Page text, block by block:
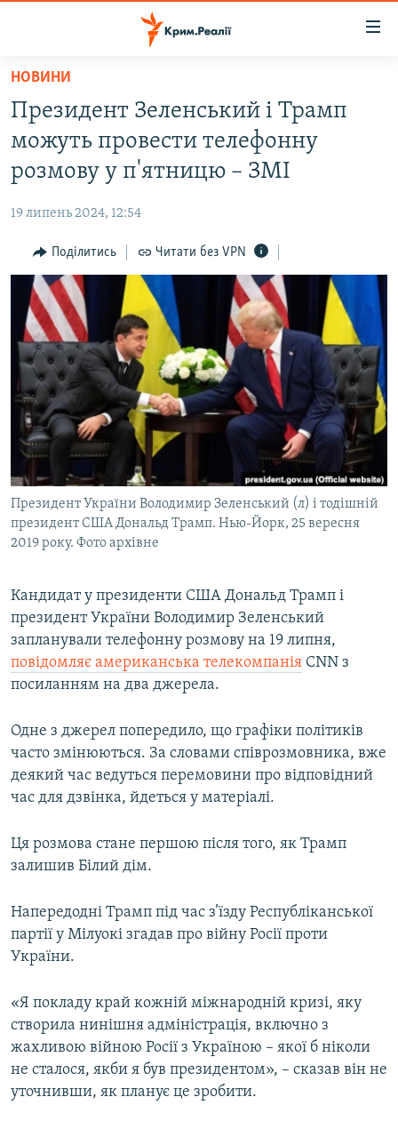
Перейти
основного
матеріалу
Перейти
до
основної
Перейти
до
пошуку
ВОДА.КРИМ
ВІДЕО ТА ФОТО
БЛОГИ
ПОГЛЯД
ІНТЕРВ'Ю
ВСЕ ЗА ДЕНЬ
СПЕЦПРОЕКТИ
ДЕПОРТАЦІЯ
ВІДЕОУРОКИ «ELIFBE»
СВІДЧЕННЯ ОКУПАЦІЇ
УКРАЇНСЬКА ПРОБЛЕМА КРИМУ
ІНФОГРАФІКА
ЯК ОБІЙТИ БЛОКУВАННЯ
Русский
Qırımtatar
ДОЛУЧАЙСЯ!
Усі сайти RFE/RL
НОВИНИ
Президент Зеленський і Трамп
можуть провести телефонну
розмову у п'ятницю – ЗМІ
19 липень 2024, 12:54
Поділитись Читати без VPN
Президент України Володимир Зеленський (л) і тодішній
президент США Дональд Трамп. Нью-Йорк, 25 вересня
2019 року. Фото архівне
Кандидат у президенти США Дональд Трамп і
президент України Володимир Зеленський
запланували телефонну розмову на 19 липня,
повідомляє американська телекомпанія CNN з
посиланням на два джерела.
Одне з джерел попередило, що графіки політиків
часто змінюються. За словами співрозмовника, вже
деякий час ведуться перемовини про відповідний
час для дзвінка, йдеться у матеріалі.
Ця розмова стане першою після того, як Трамп
залишив Білий дім.
Напередодні Трамп під час з’їзду Республіканської
партії у Мілуокі згадав про війну Росії проти
України.
«Я покладу край кожній міжнародній кризі, яку
створила нинішня адміністрація, включно з
жахливою війною Росії з Україною – якої б ніколи
не сталося, якби я був президентом», – сказав він не
уточнивши, як планує це зробити.